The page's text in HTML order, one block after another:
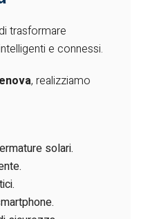
trasformare
e connessi.
, realizziamo
solari.